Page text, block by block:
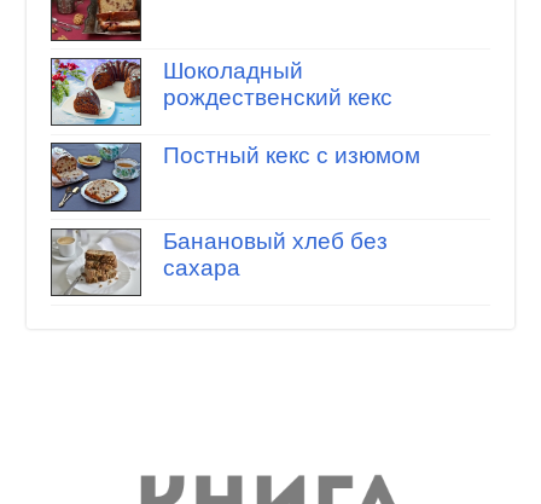
Шоколадный
рождественский кекс
Постный кекс с изюмом
Банановый хлеб без
сахара